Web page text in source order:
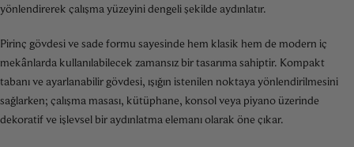
yönlendirerek çalışma yüzeyini dengeli şekilde aydınlatır.
Pirinç gövdesi ve sade formu sayesinde hem klasik hem de modern iç
mekânlarda kullanılabilecek zamansız bir tasarıma sahiptir. Kompakt
tabanı ve ayarlanabilir gövdesi, ışığın istenilen noktaya yönlendirilmesini
sağlarken; çalışma masası, kütüphane, konsol veya piyano üzerinde
dekoratif ve işlevsel bir aydınlatma elemanı olarak öne çıkar.